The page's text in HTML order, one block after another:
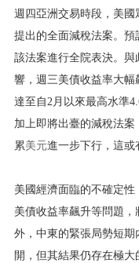
週四亞洲交易時段，美
提出的全面減稅法案。
該法案進行全院表決。
響，週三美債收益率大幅
達至自2月以來最高水準
加上即將出臺的減稅法
累美元進一步下行，這或
美國經濟面臨的不確定
美債收益率飆升等問題
外，中東的緊張局勢短
開，但其結果仍存在極